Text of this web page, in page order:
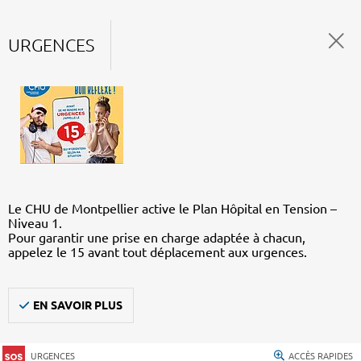
URGENCES
Le CHU de Montpellier active le Plan Hôpital en Tension –
Niveau 1.
Pour garantir une prise en charge adaptée à chacun,
appelez le 15 avant tout déplacement aux urgences.
EN SAVOIR PLUS
URGENCES ACCÈS RAPIDES